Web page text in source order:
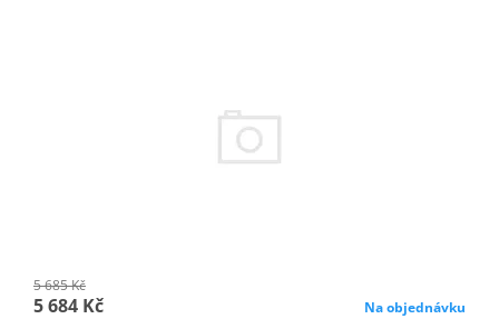
5 685 Kč
5 684 Kč Na objednávku